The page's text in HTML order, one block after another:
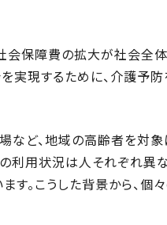
保障費の拡大が社会全
実現するために、介護予
など、地域の高齢者を対
利用状況は人それぞれ異
。こうした背景から、個